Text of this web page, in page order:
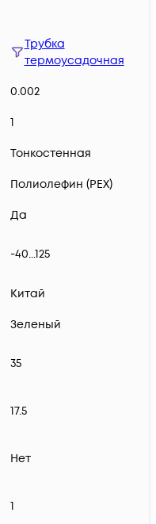
Трубка
термоусадочная
0.002
1
Тонкостенная
Полиолефин (PEX)
Да
-40...125
Китай
Зеленый
35
17.5
Нет
1